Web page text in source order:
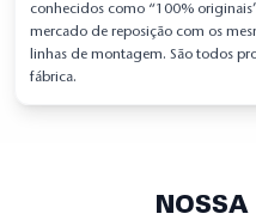
conhecidos como “100%
mercado de reposição com os
linhas de montagem. São todos
fábrica.
NOSSA